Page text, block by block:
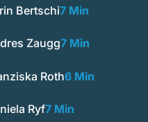
Bertschi7 Min
Zaugg7 Min
Roth6 Min
Ryf7 Min